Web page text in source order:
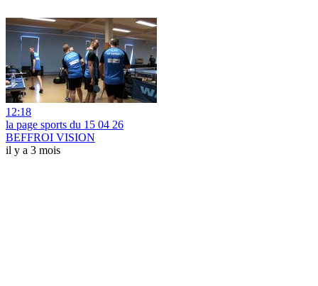
12:18
la page sports du 15 04 26
BEFFROI VISION
il y a 3 mois